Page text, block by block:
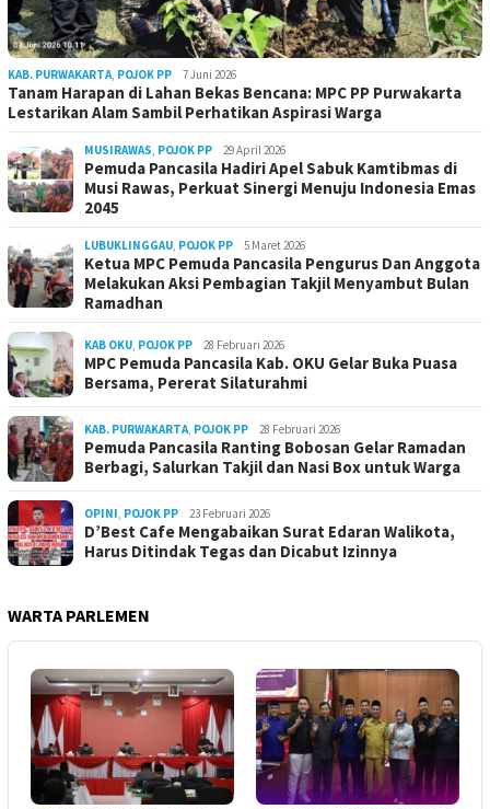
KAB. PURWAKARTA, POJOK PP 7 Juni 2026
Tanam Harapan di Lahan Bekas Bencana: MPC PP Purwakarta
Lestarikan Alam Sambil Perhatikan Aspirasi Warga
MUSIRAWAS, POJOK PP 29 April 2026
Pemuda Pancasila Hadiri Apel Sabuk Kamtibmas di
Musi Rawas, Perkuat Sinergi Menuju Indonesia Emas
2045
LUBUKLINGGAU, POJOK PP 5 Maret 2026
Ketua MPC Pemuda Pancasila Pengurus Dan Anggota
Melakukan Aksi Pembagian Takjil Menyambut Bulan
Ramadhan
KAB OKU, POJOK PP 28 Februari 2026
MPC Pemuda Pancasila Kab. OKU Gelar Buka Puasa
Bersama, Pererat Silaturahmi
KAB. PURWAKARTA, POJOK PP 28 Februari 2026
Pemuda Pancasila Ranting Bobosan Gelar Ramadan
Berbagi, Salurkan Takjil dan Nasi Box untuk Warga
OPINI, POJOK PP 23 Februari 2026
D’Best Cafe Mengabaikan Surat Edaran Walikota,
Harus Ditindak Tegas dan Dicabut Izinnya
WARTA PARLEMEN